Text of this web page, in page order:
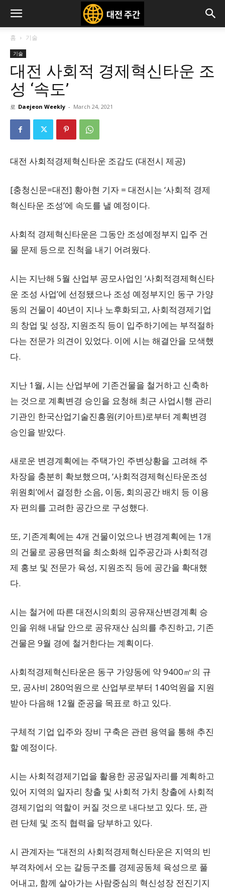
홈 기술
기술
대전 사회적 경제혁신타운 조
성 ‘속도’
로 Daejeon Weekly - March 24, 2021
대전 사회적경제혁신타운 조감도 (대전시 제공)
[충청신문=대전] 황아현 기자 = 대전시는 ‘사회적 경제
혁신타운 조성’에 속도를 낼 예정이다.
사회적 경제혁신타운은 그동안 조성예정부지 입주 건
물 문제 등으로 진척을 내기 어려웠다.
시는 지난해 5월 산업부 공모사업인 ‘사회적경제혁신타
운 조성 사업’에 선정됐으나 조성 예정부지인 동구 가양
동의 건물이 40년이 지나 노후화되고, 사회적경제기업
의 창업 및 성장, 지원조직 등이 입주하기에는 부적절하
다는 전문가 의견이 있었다. 이에 시는 해결안을 모색했
다.
지난 1월, 시는 산업부에 기존건물을 철거하고 신축하
는 것으로 계획변경 승인을 요청해 최근 사업시행 관리
기관인 한국산업기술진흥원(키아트)로부터 계획변경
승인을 받았다.
새로운 변경계획에는 주택가인 주변상황을 고려해 주
차장을 충분히 확보했으며, ‘사회적경제혁신타운조성
위원회’에서 결정한 소음, 이동, 회의공간 배치 등 이용
자 편의를 고려한 공간으로 구성했다.
또, 기존계획에는 4개 건물이었으나 변경계획에는 1개
의 건물로 공용면적을 최소화해 입주공간과 사회적경
제 홍보 및 전문가 육성, 지원조직 등에 공간을 확대했
다.
시는 철거에 따른 대전시의회의 공유재산변경계획 승
인을 위해 내달 안으로 공유재산 심의를 추진하고, 기존
건물은 9월 경에 철거한다는 계획이다.
사회적경제혁신타운은 동구 가양동에 약 9400㎡의 규
모, 공사비 280억원으로 산업부로부터 140억원을 지원
받아 다음해 12월 준공을 목표로 하고 있다.
구체적 기업 입주와 장비 구축은 관련 용역을 통해 추진
할 예정이다.
시는 사회적경제기업을 활용한 공공일자리를 계획하고
있어 지역의 일자리 창출 및 사회적 가치 창출에 사회적
경제기업의 역할이 커질 것으로 내다보고 있다. 또, 관
련 단체 및 조직 협력을 당부하고 있다.
시 관계자는 “대전의 사회적경제혁신타운은 지역의 빈
부격차에서 오는 갈등구조를 경제공동체 육성으로 풀
어내고, 함께 살아가는 사람중심의 혁신성장 전진기지